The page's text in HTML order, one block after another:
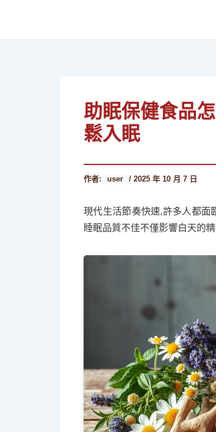
助眠保健食品
鬆入眠
作者: user / 2025 年 10 月 7 日
現代生活節奏快速,許多人都面
睡眠品質不佳不僅影響白天的